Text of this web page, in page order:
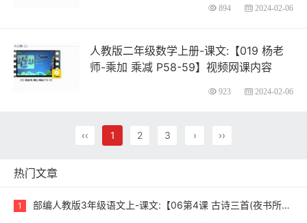
894 2024-02-06
人教版二年级数学上册-课文:【019 杨老
师-乘加 乘减 P58-59】视频网课内容
923 2024-02-06
‹‹ 1 2 3 › ››
热门文章
1 部编人教版3年级语文上-课文:【06第4课 古诗三首(夜书所见)】视频网课内容